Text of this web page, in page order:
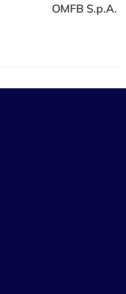
OMFB S.p.A.